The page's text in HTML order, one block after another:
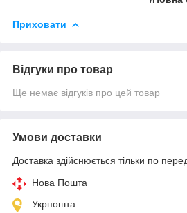
Приховати
Відгуки про товар
Ще немає відгуків про цей товар
Умови доставки
Доставка здійснюється тільки по
Нова Пошта
Укрпошта